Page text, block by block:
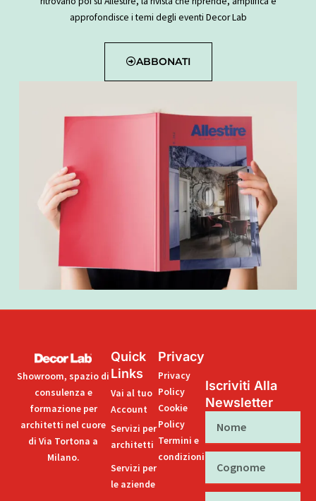
approfondisce i temi degli eventi Decor Lab
ABBONATI
Showroom, spazio di
consulenza e
formazione per
architetti nel cuore
di Via Tortona a
Milano.
Quick
Links
Vai al tuo
Account
Servizi per
architetti
Servizi per
le aziende
Privacy
Privacy
Policy
Cookie
Policy
Termini e
condizioni
Iscriviti Alla
Newsletter